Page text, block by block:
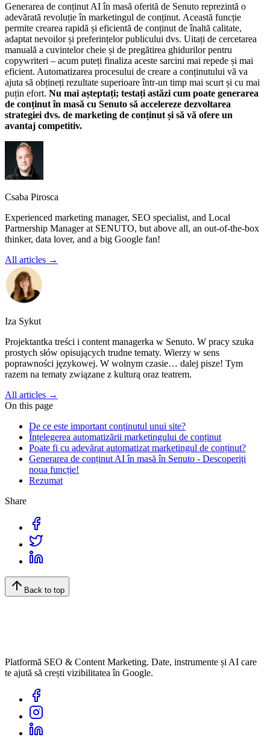
Generarea de conținut AI în masă oferită de Senuto reprezintă o
adevărată revoluție în marketingul de conținut. Această funcție
permite crearea rapidă și eficientă de conținut de înaltă calitate,
adaptat nevoilor și preferințelor publicului dvs. Uitați de cercetarea
manuală a cuvintelor cheie și de pregătirea ghidurilor pentru
copywriteri – acum puteți finaliza aceste sarcini mai repede și mai
eficient. Automatizarea procesului de creare a conținutului vă va
ajuta să obțineți rezultate superioare într-un timp mai scurt și cu mai
puțin efort. Nu mai așteptați; testați astăzi cum poate generarea
de conținut în masă cu Senuto să accelereze dezvoltarea
strategiei dvs. de marketing de conținut și să vă ofere un
avantaj competitiv.
Csaba Pirosca
Experienced marketing manager, SEO specialist, and Local
Partnership Manager at SENUTO, but above all, an out-of-the-box
thinker, data lover, and a big Google fan!
All articles →
Iza Sykut
Projektantka treści i content managerka w Senuto. W pracy szuka
prostych słów opisujących trudne tematy. Wierzy w sens
poprawności językowej. W wolnym czasie… dalej pisze! Tym
razem na tematy związane z kulturą oraz teatrem.
All articles →
On this page
De ce este important conținutul unui site?
Înțelegerea automatizării marketingului de conținut
Poate fi cu adevărat automatizat marketingul de conținut?
Generarea de conținut AI în masă în Senuto - Descoperiți
noua funcție!
Rezumat
Share
Back to top
Platformă SEO & Content Marketing. Date, instrumente și AI care
te ajută să crești vizibilitatea în Google.